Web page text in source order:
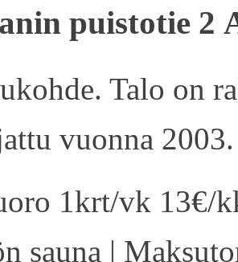
puistotie 2
Talo on
vuonna 2003.
1krt/vk 13€/
sauna |